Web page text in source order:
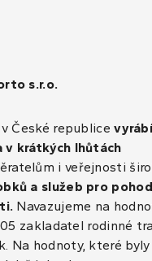
s.r.o.
České republice
v krátkých lhůtách
i veřejnosti
a služeb pro
Navazujeme na
zakladatel rodinné
Na hodnoty, které